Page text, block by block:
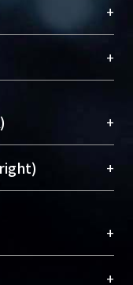
久珍藏及向國際
量，圖書館整合
不同功能平
。期能整合研
researcher
integrates the
“Academic
+
+
+
取用性的社會運
究著作公開供使
、提升研究影響
）
+
，或由第三方贊
有者及第三方同
+
+